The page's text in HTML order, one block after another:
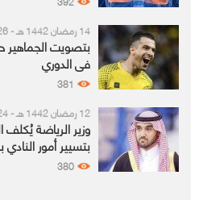
14 رمضان 1442 هـ - 26 أبريل 2021 م
بتصويت الجماهير
في الدوري
381
12 رمضان 1442 هـ - 24 أبريل 2021 م
وزير الرياضة يُكلف
بتسيير أمور
380